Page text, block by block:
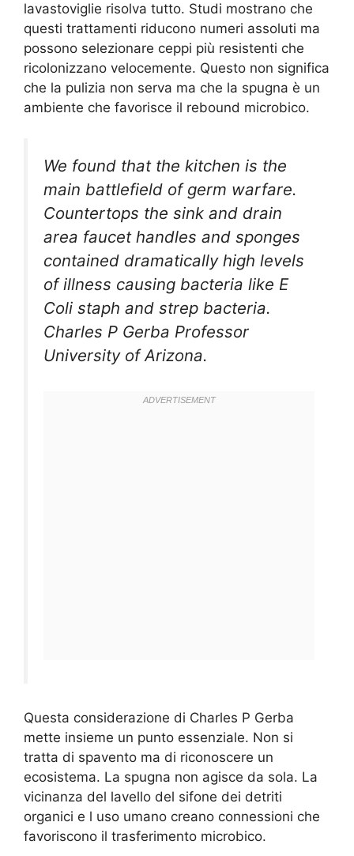
lavastoviglie risolva tutto. Studi mostrano che
questi trattamenti riducono numeri assoluti ma
possono selezionare ceppi più resistenti che
ricolonizzano velocemente. Questo non significa
che la pulizia non serva ma che la spugna è un
ambiente che favorisce il rebound microbico.
We found that the kitchen is the
main battlefield of germ warfare.
Countertops the sink and drain
area faucet handles and sponges
contained dramatically high levels
of illness causing bacteria like E
Coli staph and strep bacteria.
Charles P Gerba Professor
University of Arizona.
Questa considerazione di Charles P Gerba
mette insieme un punto essenziale. Non si
tratta di spavento ma di riconoscere un
ecosistema. La spugna non agisce da sola. La
vicinanza del lavello del sifone dei detriti
organici e l uso umano creano connessioni che
favoriscono il trasferimento microbico.